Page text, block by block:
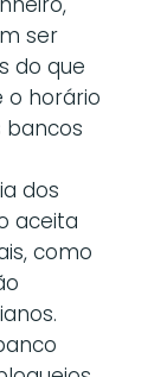
ser
do que
o horário
bancos
dos
aceita
como